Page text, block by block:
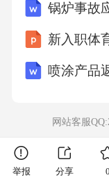
等，具有“冬
“一抹龙泉红”
通常情况下化
________(选填
锅炉事故
新入职体
喷涂产品
网站客服
举报 分享 0